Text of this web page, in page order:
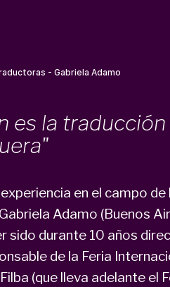
es la traducción
en el campo
Adamo (Buenos
sido durante 10 años
de la Feria
(que lleva adelante el